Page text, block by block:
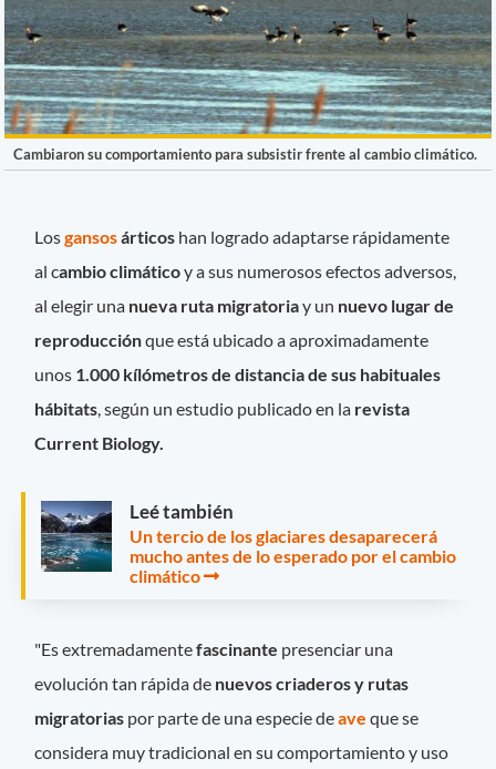
Cambiaron su comportamiento para subsistir frente al cambio climático.
Losgansosárticos han logrado adaptarse rápidamente
al cambio climáticoy a sus numerosos efectos adversos,
al elegir una nueva ruta migratoriay un nuevo lugar de
reproducciónque está ubicado a aproximadamente
unos 1.000 kílómetros de distancia de sus habituales
hábitats , según un estudio publicado en la revista
Current Biology.
Leé también
Un tercio de los glaciares desaparecerá
mucho antes de lo esperado por el cambio
climático
"Es extremadamentefascinante presenciar una
evolución tan rápida de nuevos criaderos y rutas
migratorias por parte de una especie deave que se
considera muy tradicional en su comportamiento y uso